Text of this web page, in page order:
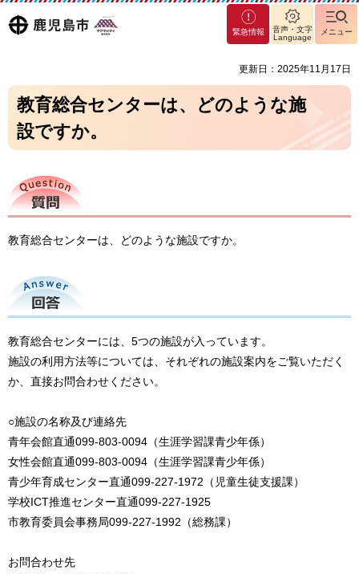
鹿児島
マグ
マシ
緊急情報
音声・文字
Language
メニュー
更新日：2025年11月17日
教育総合センターは、どのような施
設ですか。
質問
教育総合センターは、どのような施設ですか。
回答
教育総合センターには、5つの施設が入っています。
施設の利用方法等については、それぞれの施設案内をご覧いただく
か、直接お問合わせください。
○施設の名称及び連絡先
青年会館直通099-803-0094（生涯学習課青少年係）
女性会館直通099-803-0094（生涯学習課青少年係）
青少年育成センター直通099-227-1972（児童生徒支援課）
学校ICT推進センター直通099-227-1925
市教育委員会事務局099-227-1992（総務課）
お問合わせ先